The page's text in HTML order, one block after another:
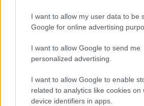
I want to allow my user data to be
Google for online advertising
I want to allow Google to send me
personalized advertising.
I want to allow Google to enable
related to analytics like cookies on
device identifiers in apps.
ΚΥΚΛΑΔΕΣ, ΚΡΗΤΗ
Καιρός: Γενικά αίθριος.
Ανεμοι: Στις Κυκλάδες
πρόσκαιρα στα ανατολικά
Στην Κρήτη από βόρειες
ίδια ένταση.
Θερμοκρασία: Από 19 έως 26